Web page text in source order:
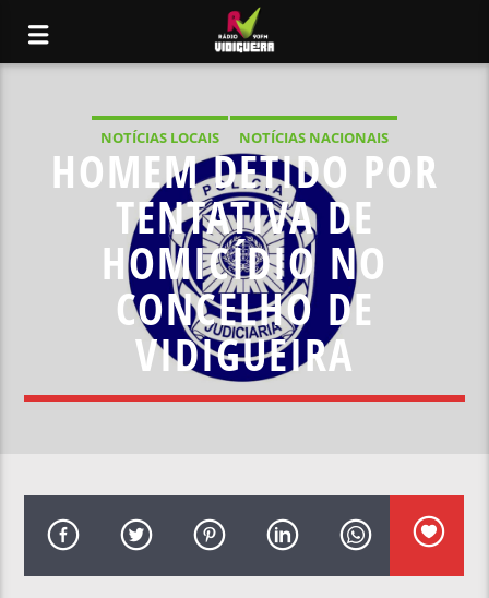
NOTÍCIAS LOCAIS NOTÍCIAS NACIONAIS
HOMEM DETIDO POR
TENTATIVA DE
HOMICÍDIO NO
CONCELHO DE
VIDIGUEIRA